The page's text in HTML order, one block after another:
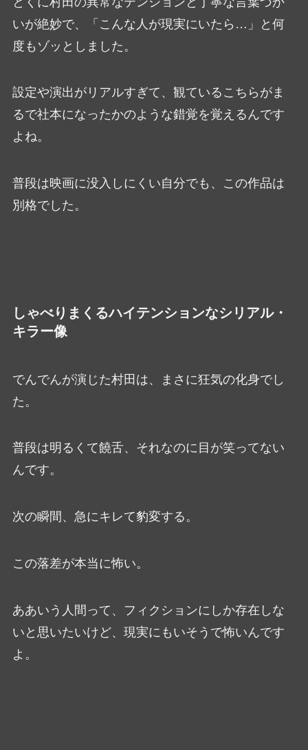
いが絶妙で、「こんな人が現実にいたら…」と何
度もゾッとしました。
設定や演出がリアルすぎて、観ているこちらがま
るで社本になったかのような錯覚を覚えるんです
よね。
普段は映画に没入しにくい自分でも、この作品は
別格でした。
しゃべりまくるハイテンションなシリアル・
キラー像
でんでんが演じた村田は、まさに狂気の化身でし
た。
普段は明るくて饒舌、それなのに目が笑ってない
んです。
次の瞬間、急にキレて豹変する。
この落差が本当に怖い。
ああいう人間って、フィクションにしか存在しな
いと思いたいけど、現実にもいそうで怖いんです
よ。